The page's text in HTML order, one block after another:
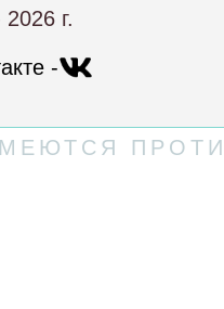
г.
-